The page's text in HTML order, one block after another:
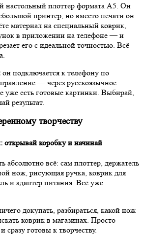
настольный плоттер формата А5. Он
принтер, но вместо печати он
материал на специальный коврик,
в приложении на телефоне — и
его с идеальной точностью. Всё
он подключается к телефону по
— через русскоязычное
уже есть готовые картинки. Выбирай,
результат.
творчеству
открывай коробку и начинай
абсолютно всё: сам плоттер, держатель
нож, рисующая ручка, коврик для
и адаптер питания. Всё уже
докупать, разбираться, какой нож
коврик в магазинах. Просто
сразу готовы к творчеству.